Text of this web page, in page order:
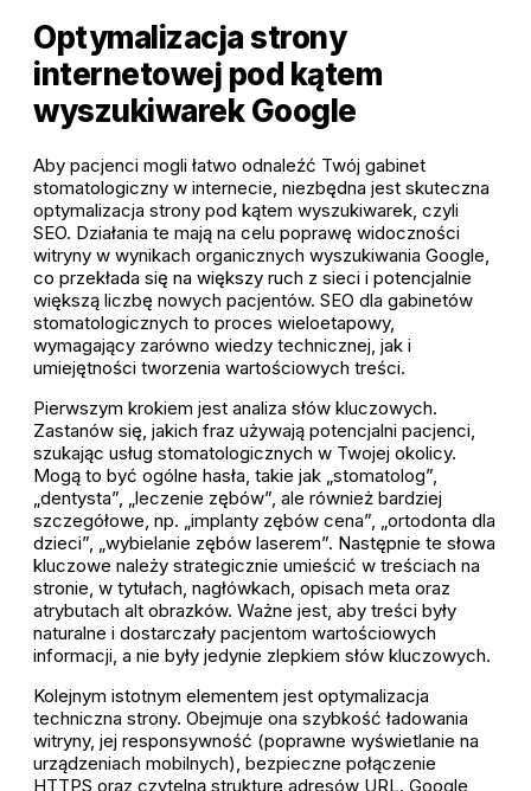
Optymalizacja strony
internetowej pod kątem
wyszukiwarek Google
Aby pacjenci mogli łatwo odnaleźć Twój gabinet
stomatologiczny w internecie, niezbędna jest skuteczna
optymalizacja strony pod kątem wyszukiwarek, czyli
SEO. Działania te mają na celu poprawę widoczności
witryny w wynikach organicznych wyszukiwania Google,
co przekłada się na większy ruch z sieci i potencjalnie
większą liczbę nowych pacjentów. SEO dla gabinetów
stomatologicznych to proces wieloetapowy,
wymagający zarówno wiedzy technicznej, jak i
umiejętności tworzenia wartościowych treści.
Pierwszym krokiem jest analiza słów kluczowych.
Zastanów się, jakich fraz używają potencjalni pacjenci,
szukając usług stomatologicznych w Twojej okolicy.
Mogą to być ogólne hasła, takie jak „stomatolog”,
„dentysta”, „leczenie zębów”, ale również bardziej
szczegółowe, np. „implanty zębów cena”, „ortodonta dla
dzieci”, „wybielanie zębów laserem”. Następnie te słowa
kluczowe należy strategicznie umieścić w treściach na
stronie, w tytułach, nagłówkach, opisach meta oraz
atrybutach alt obrazków. Ważne jest, aby treści były
naturalne i dostarczały pacjentom wartościowych
informacji, a nie były jedynie zlepkiem słów kluczowych.
Kolejnym istotnym elementem jest optymalizacja
techniczna strony. Obejmuje ona szybkość ładowania
witryny, jej responsywność (poprawne wyświetlanie na
urządzeniach mobilnych), bezpieczne połączenie
HTTPS oraz czytelną strukturę adresów URL. Google